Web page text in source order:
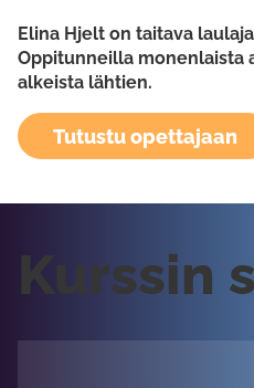
Elina Hjelt on taitava
Oppitunneilla monenlaista
alkeista lähtien.
Tutustu opettajaan
Kurssin